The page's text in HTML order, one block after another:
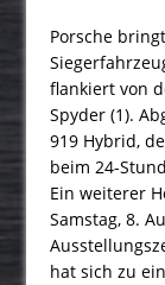
Porsche
flankiert von
Spyder (1).
919 Hybrid,
beim 24-
Ein weiterer
Samstag, 8.
hat sich zu